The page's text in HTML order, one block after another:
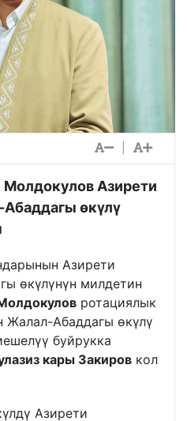
Азирети
өкүлү
Азирети
өкүлүнүн милдетин
ротациялык
Абаддагы өкүлү
буйрукка
кары Закиров кол
Азирети